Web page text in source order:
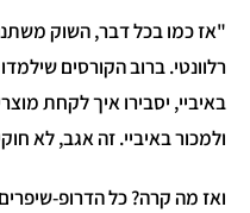
"אז כמו בכל דבר, השוק
רלוונטי. ברוב הקורסים
באיביי, יסבירו איך לקחת
ולמכור באיביי. זה אגב, לא
ואז מה קרה? כל הדרופ-